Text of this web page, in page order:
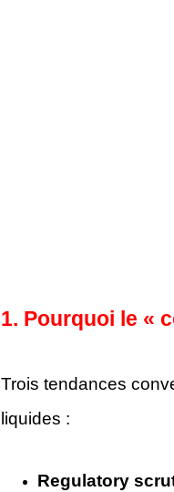
1. Pourquoi le «
Trois tendances
liquides :
Regulatory